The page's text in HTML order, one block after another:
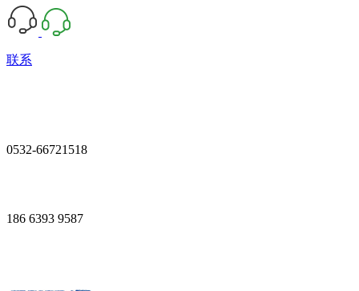
联系
0532-66721518
186 6393 9587